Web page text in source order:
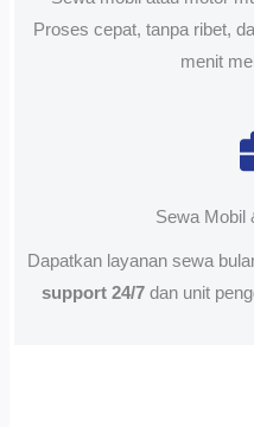
Proses cepat, tanpa ribet,
menit
Sewa Mobil
Dapatkan layanan sewa
support 24/7dan unit